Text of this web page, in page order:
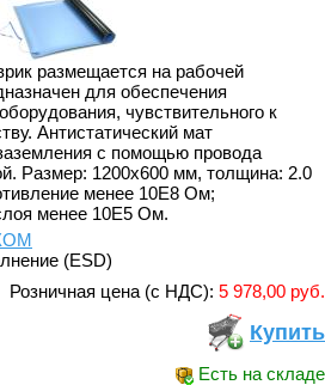
размещается на рабочей
для обеспечения
чувствительного к
Антистатический мат
с помощью провода
Размер: 1200х600 мм, толщина: 2.0
менее 10E8 Ом;
менее 10E5 Ом.
(ESD)
Розничная цена (с НДС): 5 978,00 руб.
Купить
Есть на складе